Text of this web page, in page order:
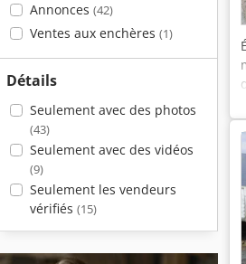
Annonces (42)
Ventes aux enchères (1)
Détails
Seulement avec des photos
(43)
Seulement avec des vidéos
(9)
Seulement les vendeurs
vérifiés (15)